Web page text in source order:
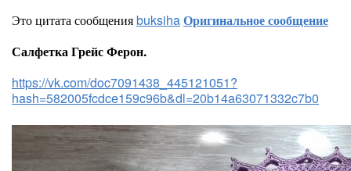
Это цитата сообщенияbuksihaОригинальное сообщение
Салфетка Грейс Ферон.
https://vk.com/doc7091438_445121051?
hash=582005fcdce159c96b&dl=20b14a63071332c7b0